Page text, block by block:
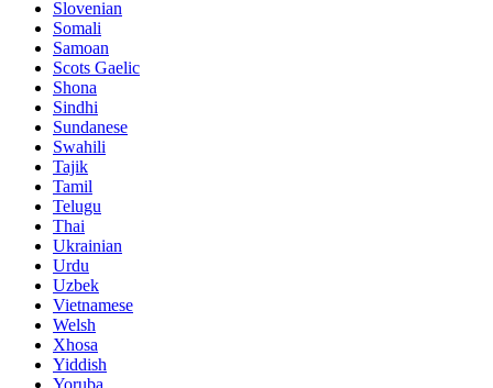
Slovenian
Somali
Samoan
Scots Gaelic
Shona
Sindhi
Sundanese
Swahili
Tajik
Tamil
Telugu
Thai
Ukrainian
Urdu
Uzbek
Vietnamese
Welsh
Xhosa
Yiddish